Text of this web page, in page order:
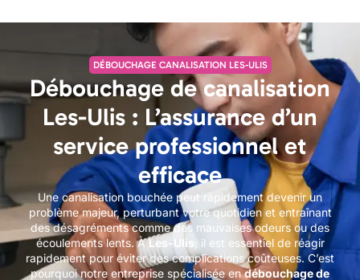
DÉBOUCHAGE CANALISATION LES-ULIS
Débouchage de canalisation
Les-Ulis : L’assurance d’un
service professionnel et
efficace
Une canalisation bouchée peut rapidement devenir un
problème majeur, perturbant votre quotidien et entraînant
des désagréments comme des mauvaises odeurs ou des
écoulements lents. ÀLes-Ulis , il est essentiel de réagir
rapidement pour éviter des complications coûteuses. C’est
pourquoi notre entreprise spécialisée endébouchage de